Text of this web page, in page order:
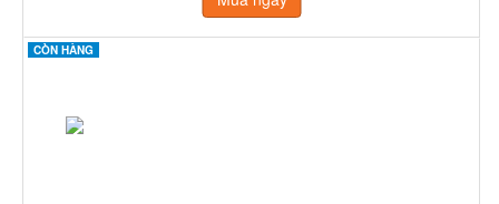
CÒN HÀNG